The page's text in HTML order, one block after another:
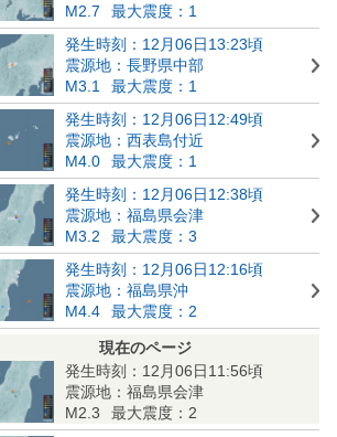
M2.7
最大震度：1
発生時刻：12月06日13:23頃
震源地：長野県中部
M3.1
最大震度：1
発生時刻：12月06日12:49頃
震源地：西表島付近
M4.0
最大震度：1
発生時刻：12月06日12:38頃
震源地：福島県会津
M3.2
最大震度：3
発生時刻：12月06日12:16頃
震源地：福島県沖
M4.4
最大震度：2
現在のページ
発生時刻：12月06日11:56頃
震源地：福島県会津
M2.3
最大震度：2